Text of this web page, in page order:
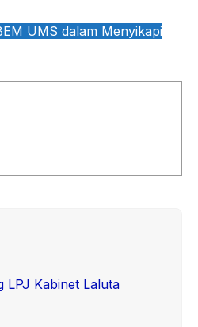
UMS dalam Menyikapi
LPJ Kabinet Laluta